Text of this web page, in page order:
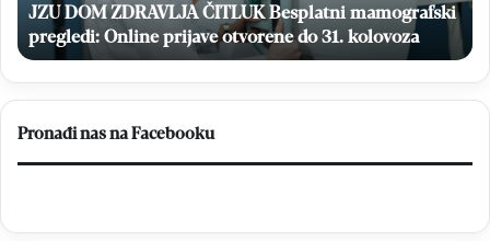
prijave
otvorene
do
31.
kolovoza
JZU DOM ZDRAVLJA ČITLUK Besplatni mamografski
pregledi: Online prijave otvorene do 31. kolovoza
Pronađi nas na Facebooku